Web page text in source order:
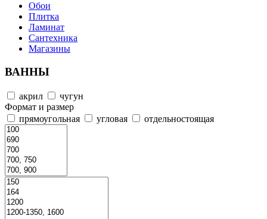
Обои
Плитка
Ламинат
Сантехника
Магазины
ВАННЫ
акрил
чугун
Формат и размер
прямоугольная
угловая отдельностоящая